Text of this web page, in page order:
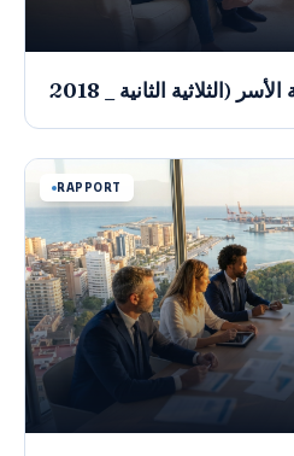
RAPPORT